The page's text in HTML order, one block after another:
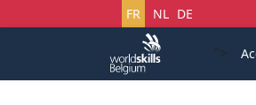
Sélectionnez votre
FR NL DE
">